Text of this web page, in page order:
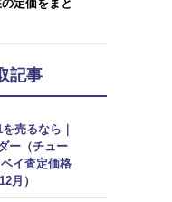
定価をまと
記事
売るなら｜
ー（チュー
イ査定価格
月）